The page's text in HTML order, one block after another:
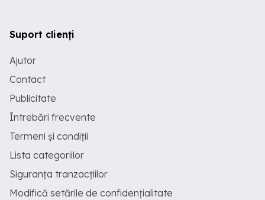
Suport clienți
Ajutor
Contact
Publicitate
Întrebări frecvente
Termeni și condiții
Lista categoriilor
Siguranța tranzacțiilor
Modifică setările de confidențialitate